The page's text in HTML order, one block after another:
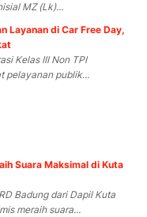
MZ (Lk)...
Layanan di Car Free Day,
Kelas III Non TPI
pelayanan publik...
Suara Maksimal di Kuta
Badung dari Dapil Kuta
meraih suara...